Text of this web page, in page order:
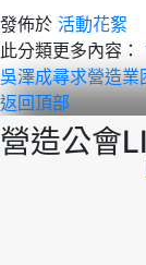
發佈於 活動花絮
此分類更多內容：
吳澤成尋求營造
返回頂部
營造公會